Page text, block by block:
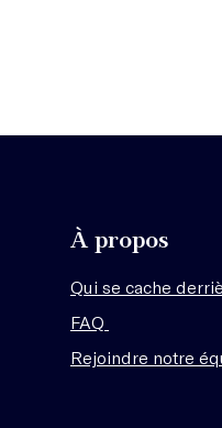
À propos
Qui se cache
FAQ
Rejoindre notre